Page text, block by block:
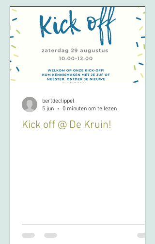
Kick off @ De Kruin!
bertdeclippel
5 jun
0 minuten om te lezen